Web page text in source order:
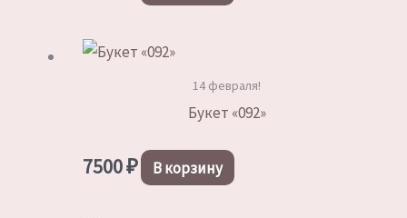
14 февраля!
Букет «092»
7500₽ В корзину